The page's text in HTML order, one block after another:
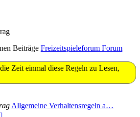
Freizeitspieleforum Forum
Zeit einmal diese Regeln zu Lesen,
Allgemeine Verhaltensregeln a…